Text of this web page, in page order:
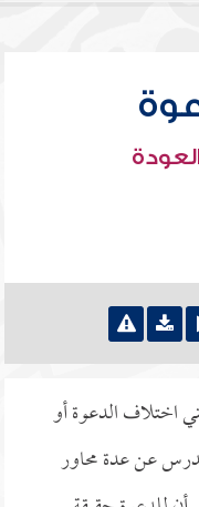
اختلاف الدعوة أو
عن عدة محاور